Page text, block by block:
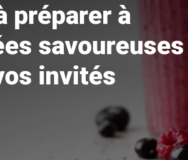
préparer à
savoureuses
invités